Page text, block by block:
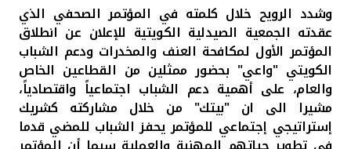
ألمانيا
ماليزيا
تركيا
وشدد الرويح خلال كلمته في المؤتمر الصحفي الذي
عقدته الجمعية الصيدلية الكويتية للإعلان عن انطلاق
المؤتمر الأول لمكافحة العنف والمخدرات ودعم الشباب
الكويتي "واعي" بحضور ممثلين من القطاعين الخاص
والعام، على أهمية دعم الشباب اجتماعياً واقتصادياً،
مشيرا الى ان "بيتك" من خلال مشاركته كشريك
إستراتيجي إجتماعي للمؤتمر يحفز الشباب للمضي قدما